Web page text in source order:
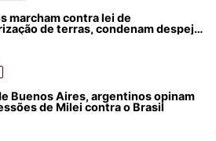
marcham contra lei de
de terras, condenam despejos
Buenos Aires, argentinos opinam
de Milei contra o Brasil